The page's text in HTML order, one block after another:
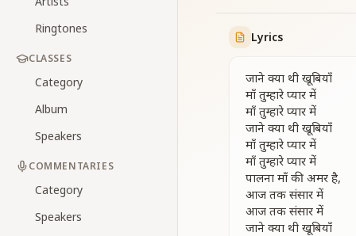
Ringtones
CLASSES
Category
Album
Speakers
COMMENTARIES
Category
Speakers
Lyrics
जाने क्या थी खूबियाँ
माँ तुम्हारे प्यार में
माँ तुम्हारे प्यार में
जाने क्या थी खूबियाँ
माँ तुम्हारे प्यार में
माँ तुम्हारे प्यार में
पालना माँ की अमर है,
आज तक संसार में
आज तक संसार में
जाने क्या थी खूबियाँ